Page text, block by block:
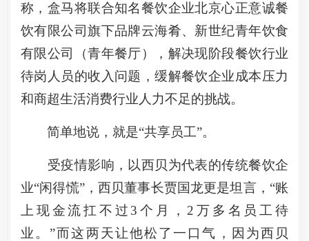
称，盒马将联合知名餐饮企业北京心正意诚餐
饮有限公司旗下品牌云海肴、新世纪青年饮食
有限公司（青年餐厅），解决现阶段餐饮行业
待岗人员的收入问题，缓解餐饮企业成本压力
和商超生活消费行业人力不足的挑战。
简单地说，就是“共享员工”。
受疫情影响，以西贝为代表的传统餐饮企
业“闲得慌”，西贝董事长贾国龙更是坦言，“账
上现金流扛不过3个月，2万多名员工待
业。”而这两天让他松了一口气，因为西贝